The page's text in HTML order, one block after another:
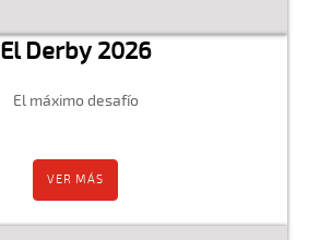
El Derby 2026
El máximo desafío
VER MÁS